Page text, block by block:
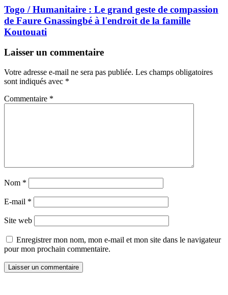
Togo / Humanitaire : Le grand geste de compassion
de Faure Gnassingbé à l'endroit de la famille
Koutouati
Laisser un commentaire
Votre adresse e-mail ne sera pas publiée. Les champs obligatoires
sont indiqués avec *
Commentaire *
Nom *
E-mail *
Site web
Enregistrer mon nom, mon e-mail et mon site dans le navigateur
pour mon prochain commentaire.